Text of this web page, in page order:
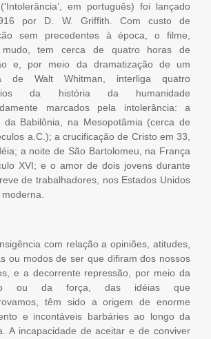
em português) foi lançado
por D. W. Griffith. Com custo de
sem precedentes à época, o filme,
mudo, tem cerca de quatro horas de
e, por meio da dramatização de um
de Walt Whitman, interliga quatro
da história da humanidade
marcados pela intolerância: a
da Babilônia, na Mesopotâmia (cerca de
a.C.); a crucificação de Cristo em 33,
a noite de São Bartolomeu, na França
XVI; e o amor de dois jovens durante
de trabalhadores, nos Estados Unidos
com relação a opiniões, atitudes,
ou modos de ser que difiram dos nossos
e a decorrente repressão, por meio da
ou da força, das idéias que
têm sido a origem de enorme
e incontáveis barbáries ao longo da
A incapacidade de aceitar e de conviver